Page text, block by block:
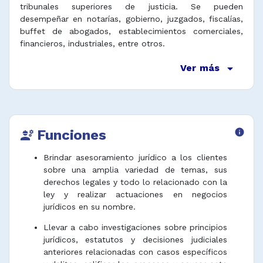
tribunales superiores de justicia. Se pueden
desempeñar en notarías, gobierno, juzgados, fiscalías,
buffet de abogados, establecimientos comerciales,
financieros, industriales, entre otros.
Ver más arrow_drop_down
engineering Funciones info
Brindar asesoramiento jurídico a los clientes
sobre una amplia variedad de temas, sus
derechos legales y todo lo relacionado con la
ley y realizar actuaciones en negocios
jurídicos en su nombre.
Llevar a cabo investigaciones sobre principios
jurídicos, estatutos y decisiones judiciales
anteriores relacionadas con casos específicos